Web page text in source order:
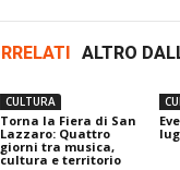
ALTRO
CULTURA
Torna la Fiera di San
Lazzaro: Quattro
giorni tra musica,
cultura e territorio